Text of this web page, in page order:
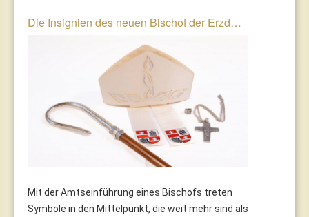
Die Insignien des neuen Bischof der Erzd…
Mit der Amtseinführung eines Bischofs treten
Symbole in den Mittelpunkt, die weit mehr sind als